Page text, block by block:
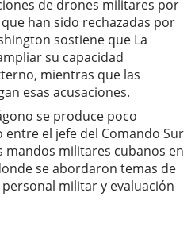
de drones militares por
han sido rechazadas por
sostiene que La
su capacidad
mientras que las
esas acusaciones.
se produce poco
el jefe del Comando Sur
mandos militares cubanos en
se abordaron temas de
militar y evaluación